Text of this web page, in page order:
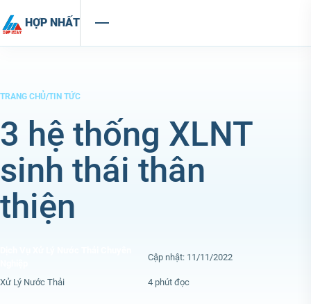
HỢP NHẤT
TRANG CHỦ/TIN TỨC
3 hệ thống XLNT
sinh thái thân
thiện
Cập nhật: 11/11/2022
Xử Lý Nước Thải 4 phút đọc